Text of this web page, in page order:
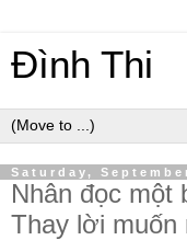
Đình Thi
Saturday,
Nhân đọc một
Thay lời muốn